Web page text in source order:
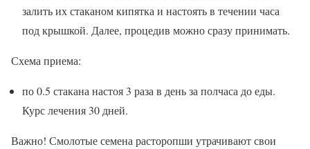
залить их стаканом кипятка и настоять в течении часа
под крышкой. Далее, процедив можно сразу принимать.
Схема приема:
по 0.5 стакана настоя 3 раза в день за полчаса до еды.
Курс лечения 30 дней.
Важно! Смолотые семена расторопши утрачивают свои